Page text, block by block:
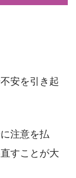
安を引き起
注意を払
すことが大